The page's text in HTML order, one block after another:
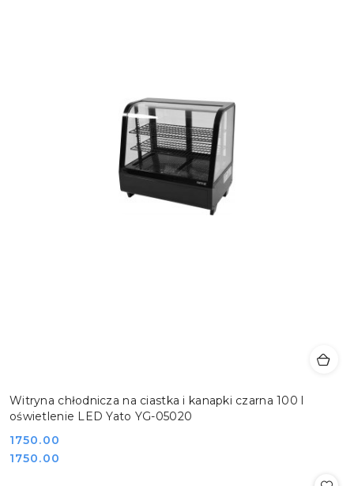
Witryna chłodnicza na ciastka i kanapki czarna 100 l
oświetlenie LED Yato YG-05020
Cena:
1750.00
Cena:
1750.00